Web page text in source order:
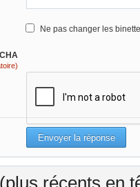
Ne pas changer les
récents en